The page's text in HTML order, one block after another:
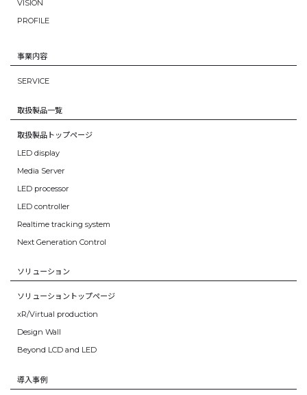
VISION
PROFILE
事業内容
SERVICE
取扱製品一覧
取扱製品トップページ
LED display
Media Server
LED processor
LED controller
Realtime tracking system
Next Generation Control
ソリューション
ソリューショントップページ
xR/Virtual production
Design Wall
Beyond LCD and LED
導入事例